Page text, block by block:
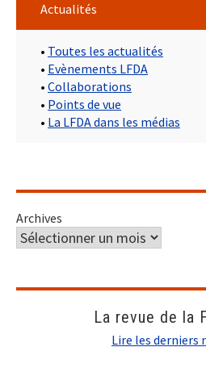
Actualités
• Toutes les actualités
• Evènements LFDA
• Collaborations
• Points de vue
• La LFDA dans les médias
Archives
La revue de la
Lire les derniers